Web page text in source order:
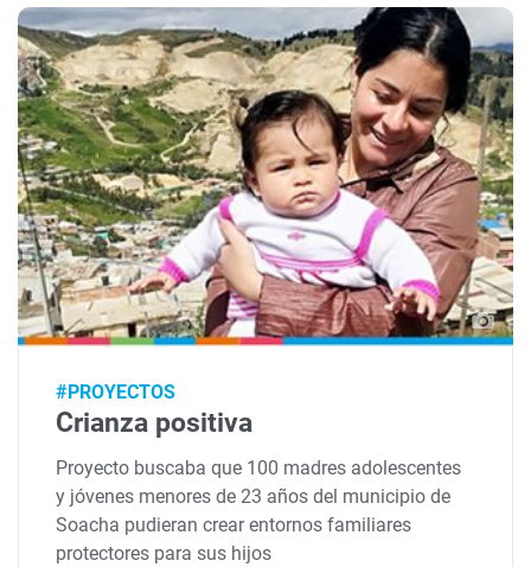
#PROYECTOS
Crianza positiva
Proyecto buscaba que 100 madres adolescentes
y jóvenes menores de 23 años del municipio de
Soacha pudieran crear entornos familiares
protectores para sus hijos